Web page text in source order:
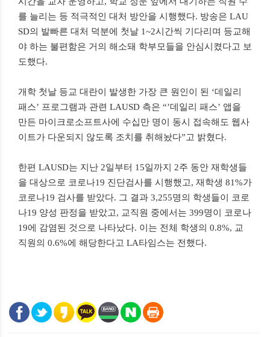
를 늘리는 등 적극적인 대처 방안을 시행했다. 방송은 LAU
SD의 발빠른 대처 덕분에 첫날 1~2시간씩 기다리며 등교해
야 하는 불편함은 거의 해소돼 학부모들을 안심시켰다고 보
도했다.
개학 첫날 등교 대란이 발생한 가장 큰 원인이 된 ‘데일리
패스’ 프로그램과 관련 LAUSD 측은 “’데일리 패스’ 앱을
만든 마이크로소프트사에 수십만 명이 동시 접속해도 웹사
이트가 다운되지 않도록 조치를 취해놨다”고 밝혔다.
한편 LAUSD는 지난 2일부터 15일까지 2주 동안 재학생들
을 대상으로 코로나19 진단검사를 시행했고, 재학생 81%가
코로나19 검사를 받았다. 그 결과 3,255명의 학생들이 코로
나19 양성 판정을 받았고, 교직원 중에서는 399명이 코로나
19에 감염된 것으로 나타났다. 이는 전체 학생의 0.8%, 교
직원의 0.6%에 해당한다고 LA타임스는 전했다.